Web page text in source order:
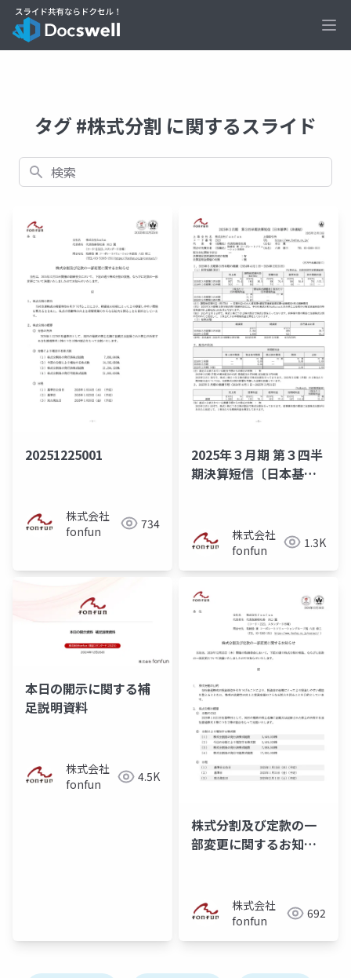
タグ #株式分割 に関するスライド
検索
20251225001
株式会社
fonfun
734
2025年３月期 第３四半
期決算短信〔日本基
株式会社
fonfun
1.3K
本日の開示に関する補
足説明資料
株式会社
fonfun
4.5K
株式分割及び定款の一
部変更に関するお知ら
株式会社
fonfun
692